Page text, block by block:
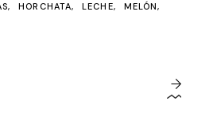
HORCHATA LECHE MELÓN